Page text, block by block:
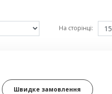
На сторінці:
Швидке замовлення